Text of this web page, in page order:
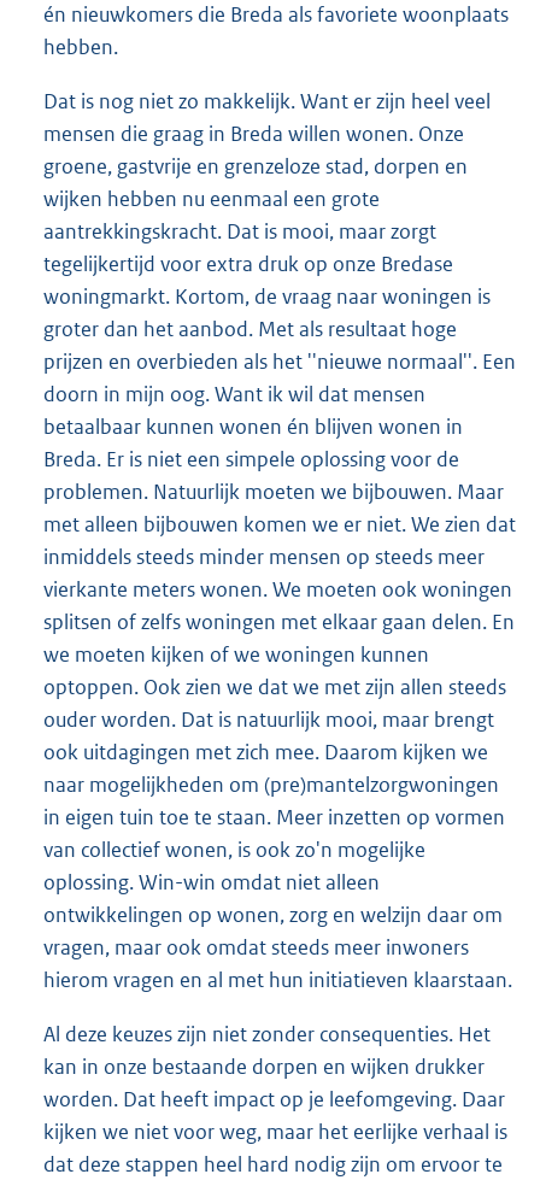
én nieuwkomers die Breda als favoriete woonplaats
hebben.
Dat is nog niet zo makkelijk. Want er zijn heel veel
mensen die graag in Breda willen wonen. Onze
groene, gastvrije en grenzeloze stad, dorpen en
wijken hebben nu eenmaal een grote
aantrekkingskracht. Dat is mooi, maar zorgt
tegelijkertijd voor extra druk op onze Bredase
woningmarkt. Kortom, de vraag naar woningen is
groter dan het aanbod. Met als resultaat hoge
prijzen en overbieden als het ''nieuwe normaal''. Een
doorn in mijn oog. Want ik wil dat mensen
betaalbaar kunnen wonen én blijven wonen in
Breda. Er is niet een simpele oplossing voor de
problemen. Natuurlijk moeten we bijbouwen. Maar
met alleen bijbouwen komen we er niet. We zien dat
inmiddels steeds minder mensen op steeds meer
vierkante meters wonen. We moeten ook woningen
splitsen of zelfs woningen met elkaar gaan delen. En
we moeten kijken of we woningen kunnen
optoppen. Ook zien we dat we met zijn allen steeds
ouder worden. Dat is natuurlijk mooi, maar brengt
ook uitdagingen met zich mee. Daarom kijken we
naar mogelijkheden om (pre)mantelzorgwoningen
in eigen tuin toe te staan. Meer inzetten op vormen
van collectief wonen, is ook zo'n mogelijke
oplossing. Win-win omdat niet alleen
ontwikkelingen op wonen, zorg en welzijn daar om
vragen, maar ook omdat steeds meer inwoners
hierom vragen en al met hun initiatieven klaarstaan.
Al deze keuzes zijn niet zonder consequenties. Het
kan in onze bestaande dorpen en wijken drukker
worden. Dat heeft impact op je leefomgeving. Daar
kijken we niet voor weg, maar het eerlijke verhaal is
dat deze stappen heel hard nodig zijn om ervoor te